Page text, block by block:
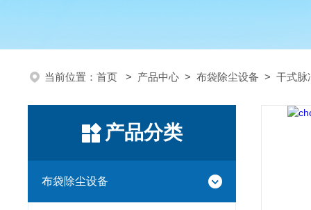
当前位置： 首页 > 产品中心 > 布袋除尘设备 > 干式脉
产品分类
布袋除尘设备